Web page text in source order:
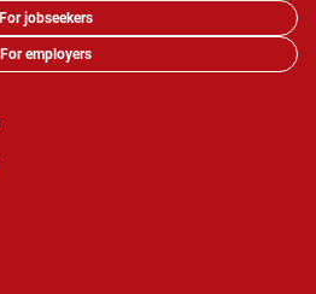
For jobseekers
For employers